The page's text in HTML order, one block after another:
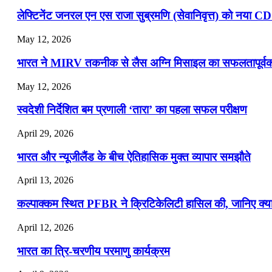
लेफ्टिनेंट जनरल एन एस राजा सुब्रमणि (सेवानिवृत्त) को नया
May 12, 2026
भारत ने MIRV तकनीक से लैस अग्नि मिसाइल का सफलतापूर्वक
May 12, 2026
स्वदेशी निर्देशित बम प्रणाली ‘तारा’ का पहला सफल परीक्षण
April 29, 2026
भारत और न्यूजीलैंड के बीच ऐतिहासिक मुक्त व्यापार समझौते
April 13, 2026
कल्पाक्कम स्थित PFBR ने क्रिटिकेलिटी हासिल की, जानिए क्या
April 12, 2026
भारत का त्रि-चरणीय परमाणु कार्यक्रम